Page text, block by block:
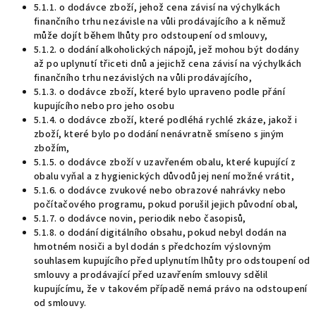
5.1.1. o dodávce zboží, jehož cena závisí na výchylkách
finančního trhu nezávisle na vůli prodávajícího a k němuž
může dojít během lhůty pro odstoupení od smlouvy,
5.1.2. o dodání alkoholických nápojů, jež mohou být dodány
až po uplynutí třiceti dnů a jejichž cena závisí na výchylkách
finančního trhu nezávislých na vůli prodávajícího,
5.1.3. o dodávce zboží, které bylo upraveno podle přání
kupujícího nebo pro jeho osobu
5.1.4. o dodávce zboží, které podléhá rychlé zkáze, jakož i
zboží, které bylo po dodání nenávratně smíseno s jiným
zbožím,
5.1.5. o dodávce zboží v uzavřeném obalu, které kupující z
obalu vyňal a z hygienických důvodů jej není možné vrátit,
5.1.6. o dodávce zvukové nebo obrazové nahrávky nebo
počítačového programu, pokud porušil jejich původní obal,
5.1.7. o dodávce novin, periodik nebo časopisů,
5.1.8. o dodání digitálního obsahu, pokud nebyl dodán na
hmotném nosiči a byl dodán s předchozím výslovným
souhlasem kupujícího před uplynutím lhůty pro odstoupení od
smlouvy a prodávající před uzavřením smlouvy sdělil
kupujícímu, že v takovém případě nemá právo na odstoupení
od smlouvy.